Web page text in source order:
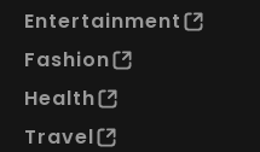
Entertainment
Fashion
Health
Travel